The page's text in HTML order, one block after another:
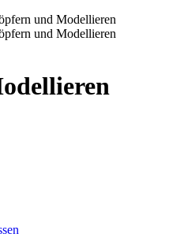
und Modellieren
und Modellieren